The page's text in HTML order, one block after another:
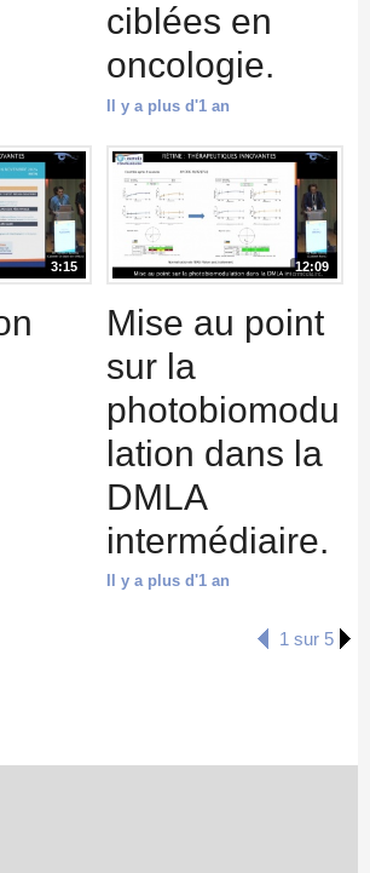
ciblées en
oncologie.
Il y a plus d'1 an
3:15 12:09
Mise au point
sur la
photobiomodu
lation dans la
DMLA
intermédiaire.
Il y a plus d'1 an
1 sur 5